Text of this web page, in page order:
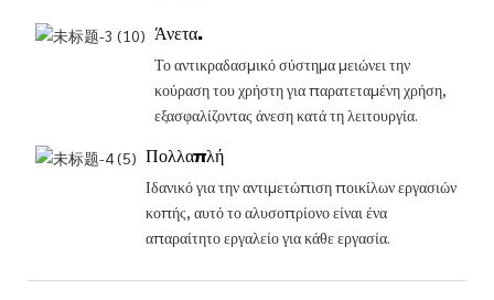
Άνετα.
Το αντικραδασμικό σύστημα μειώνει την
κούραση του χρήστη για παρατεταμένη χρήση,
εξασφαλίζοντας άνεση κατά τη λειτουργία.
Πολλαπλή
Ιδανικό για την αντιμετώπιση ποικίλων εργασιών
κοπής, αυτό το αλυσοπρίονο είναι ένα
απαραίτητο εργαλείο για κάθε εργασία.